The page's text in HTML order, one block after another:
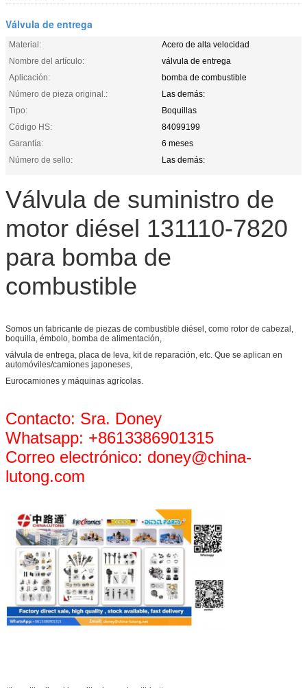
Válvula de entrega
Material:
Acero de alta velocidad
Nombre del artículo:
válvula de entrega
Aplicación:
bomba de combustible
Número de pieza original.:
Las demás:
Tipo:
Boquillas
Código HS:
84099199
Garantía:
6 meses
Número de sello:
Las demás:
Válvula de suministro de
motor diésel 131110-7820
para bomba de
combustible
Somos un fabricante de piezas de combustible diésel, como rotor de cabezal,
boquilla, émbolo, bomba de alimentación,
válvula de entrega, placa de leva, kit de reparación, etc. Que se aplican en
automóviles/camiones japoneses,
Eurocamiones y máquinas agrícolas.
Contacto: Sra. Doney
Whatsapp: +8613386901315
Correo electrónico: doney@china-
lutong.com